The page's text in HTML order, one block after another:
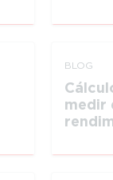
BLOG
medir